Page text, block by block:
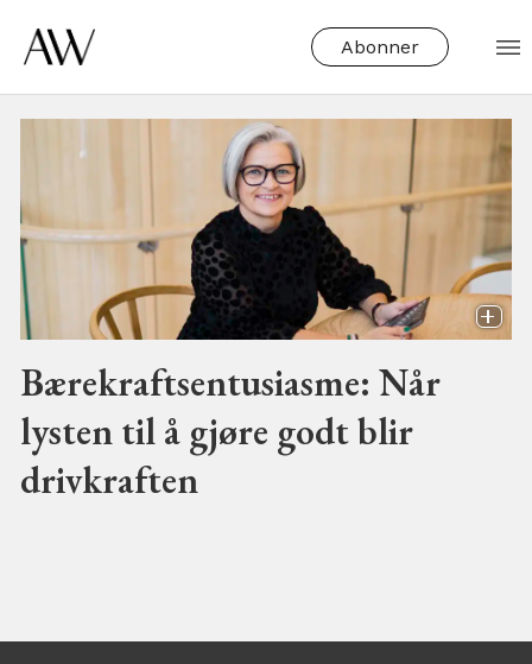
Abonner
Tag:
miljøhensyn
Bærekraftsentusiasme: Når
lysten til å gjøre godt blir
drivkraften